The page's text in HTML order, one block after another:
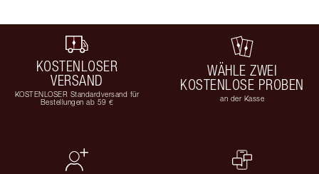
KOSTENLOSER
VERSAND
KOSTENLOSER Standardversand für
Bestellungen ab 59 €
WÄHLE ZWEI
KOSTENLOSE PROBEN
an der Kasse